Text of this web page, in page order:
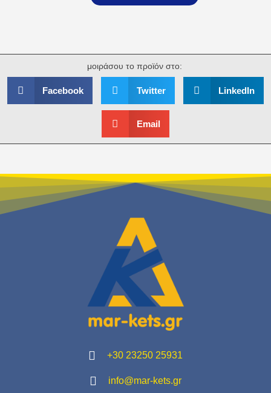
μοιράσου το προϊόν στο:
Facebook Twitter LinkedIn
Email
+30 23250 25931
info@mar-kets.gr